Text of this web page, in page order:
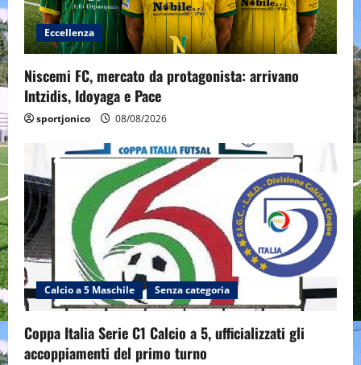
Eccellenza
Niscemi FC, mercato da protagonista: arrivano
Intzidis, Idoyaga e Pace
sportjonico 08/08/2026
Calcio a 5 Maschile Senza categoria
Coppa Italia Serie C1 Calcio a 5, ufficializzati gli
accoppiamenti del primo turno